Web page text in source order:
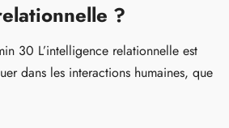
?
30 L’intelligence relationnelle est
dans les interactions humaines, que